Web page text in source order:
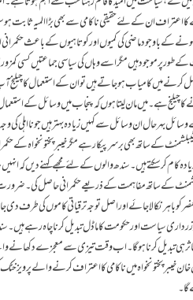
اعتراف ان کے لئے حقیقی ناکامی سے بھی بڑا المیہ ثابت
کے باوجود ماضی کی کمیوں اور کوتاہیوں کے باعث
پر موجود ہیں مگر اسے وہاں کی سیاسی جماعتیں کسی
میں کامیاب ہوجاتے ہیں تو ان کے استعمال کا چیلنج
ہے۔ میں مان لیتا ہوں کہ پنجاب میں وسائل کے
بہر حال ان وسائل سے کہیں زیادہ بہتر ہیں جو نااہلی کی
کے ساتھ بھی برسرپیکار ہے مگر خیبرپختونخواہ کے
ہیں۔ سندھ والوں کے لئے مجھے کہنے دیں کہ انہیں
کے ساتھ مفاہمت کے ذریعے حکمرانی حاصل کی ۔
باہر نکالا جائے اوراصل توجہ ترقیاتی کاموں کی طرف
بھٹو زرداری سیاست اور حکومت کا ماڈل تبدیل کرنا چاہ
تاثرہی تبدیل کرنا ہوگا۔ اب وقت تیزی سے معجزے
میں ناکامی کا اعتراف کرنے والے پرویز